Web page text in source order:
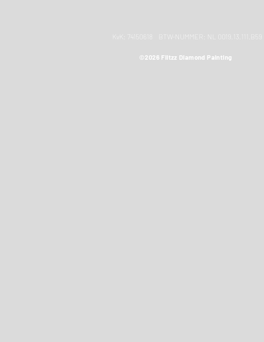
KvK: 74150618 BTW-NUMMER: NL 0019.13.111.B59
©2026 Flitzz Diamond Painting